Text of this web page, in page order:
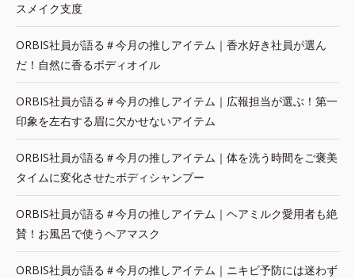
スメイク支度
ORBIS社員が語る＃今月の推しアイテム｜香水好き社員が選ん
だ！自然に香るボディオイル
ORBIS社員が語る＃今月の推しアイテム｜広報担当が選ぶ！第一
印象を左右する眉に欠かせないアイテム
ORBIS社員が語る＃今月の推しアイテム｜体を洗う時間をご褒美
タイムに変化させたボディシャンプー
ORBIS社員が語る＃今月の推しアイテム｜ヘアミルク愛用者も絶
賛！お風呂で使うヘアマスク
ORBIS社員が語る＃今月の推しアイテム｜ニキビ予防には迷わず